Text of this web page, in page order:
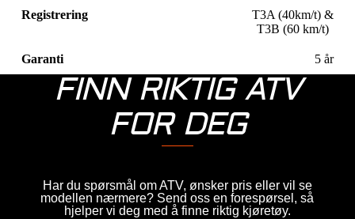
Registrering
T3A (40km/t) &
T3B (60 km/t)
Garanti 5 år
FINN RIKTIG ATV
FOR DEG
Har du spørsmål om ATV, ønsker pris eller vil se
modellen nærmere? Send oss en forespørsel, så
hjelper vi deg med å finne riktig kjøretøy.